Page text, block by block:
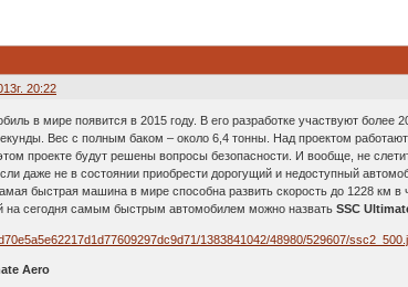
20:22
в мире появится в 2015 году. В его разработке участвуют более
Вес с полным баком – около 6,4 тонны. Над проектом
проекте будут решены вопросы безопасности. И вообще, не
даже не в состоянии приобрести дорогущий и недоступный
быстрая машина в мире способна развить скорость до 1228 км
на сегодня самым быстрым автомобилем можно назватьSSC
Aero